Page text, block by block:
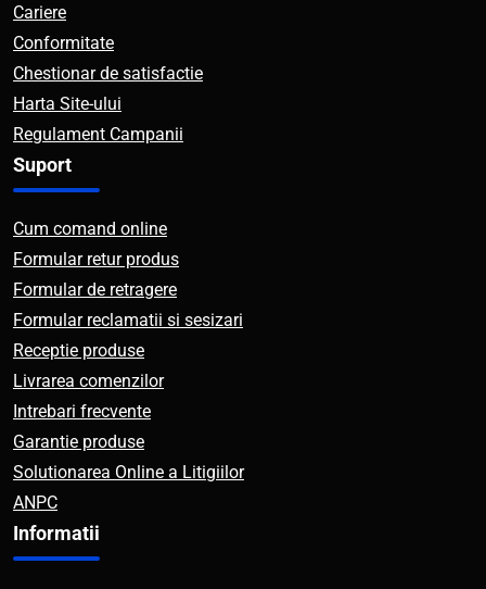
Cariere
Conformitate
Chestionar de satisfactie
Harta Site-ului
Regulament Campanii
Suport
Cum comand online
Formular retur produs
Formular de retragere
Formular reclamatii si sesizari
Receptie produse
Livrarea comenzilor
Intrebari frecvente
Garantie produse
Solutionarea Online a Litigiilor
ANPC
Informatii